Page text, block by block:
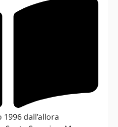
dall’allora